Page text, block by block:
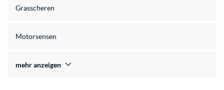
Grasscheren
Motorsensen
mehr anzeigen